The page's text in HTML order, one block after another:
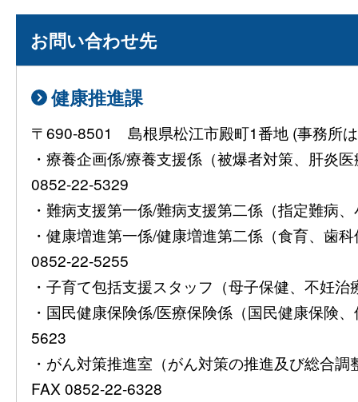
お問い合わせ先
健康推進課
〒690-8501 島根県松江市殿町1番地 (事務所
・療養企画係/療養支援係（被爆者対策、肝炎
0852-22-5329
・難病支援第一係/難病支援第二係（指定難病
・健康増進第一係/健康増進第二係（食育、歯
0852-22-5255
・子育て包括支援スタッフ（母子保健、不妊
・国民健康保険係/医療保険係（国民健康保険
5623
・がん対策推進室（がん対策の推進及び総合
FAX 0852-22-6328